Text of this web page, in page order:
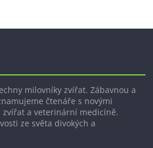
milovníky zvířat. Zábavnou a
čtenáře s novými
zvířat a veterinární medicíně.
ze světa divokých a